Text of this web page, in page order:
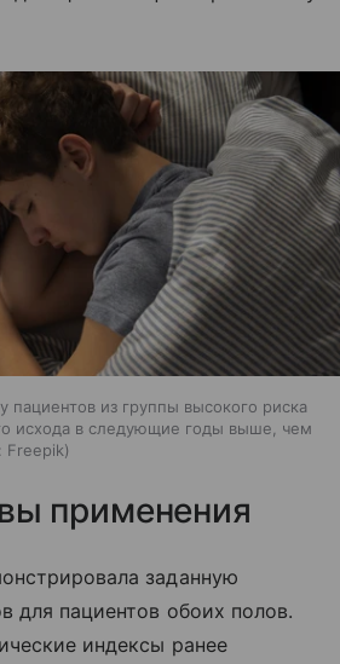
пациентов из группы высокого риска
исхода в следующие годы выше, чем
Freepik
применения
заданную
для пациентов обоих полов.
индексы ранее